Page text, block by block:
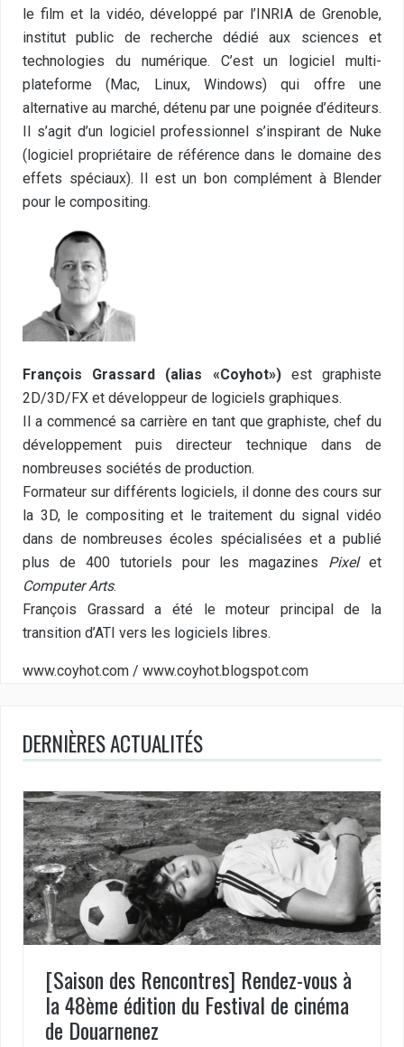
le film et la vidéo, développé par l’INRIA de Grenoble,
institut public de recherche dédié aux sciences et
technologies du numérique. C’est un logiciel multi-
plateforme (Mac, Linux, Windows) qui offre une
alternative au marché, détenu par une poignée d’éditeurs.
Il s’agit d’un logiciel professionnel s’inspirant de Nuke
(logiciel propriétaire de référence dans le domaine des
effets spéciaux). Il est un bon complément à Blender
pour le compositing.
François Grassard (alias «Coyhot»)est graphiste
2D/3D/FX et développeur de logiciels graphiques.
Il a commencé sa carrière en tant que graphiste, chef du
développement puis directeur technique dans de
nombreuses sociétés de production.
Formateur sur différents logiciels, il donne des cours sur
la 3D, le compositing et le traitement du signal vidéo
dans de nombreuses écoles spécialisées et a publié
plus de 400 tutoriels pour les magazines Pixelet
Computer Arts.
François Grassard a été le moteur principal de la
transition d’ATI vers les logiciels libres.
www.coyhot.com / www.coyhot.blogspot.com
DERNIÈRES ACTUALITÉS
[Saison des Rencontres] Rendez-vous à
la 48ème édition du Festival de cinéma
de Douarnenez